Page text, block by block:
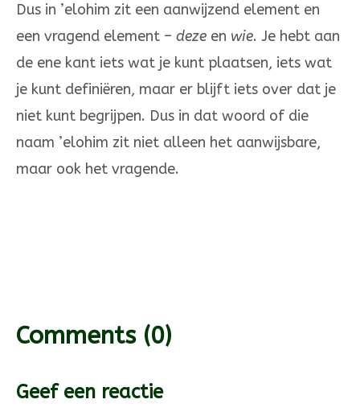
Dus in ’elohim zit een aan­wijzend element en
een vragend element – deze en wie. Je hebt aan
de ene kant iets wat je kunt plaatsen, iets wat
je kunt definiëren, maar er blijft iets over dat je
niet kunt begrijpen. Dus in dat woord of die
naam ’elo­him zit niet alleen het aanwijsbare,
maar ook het vragende.
Comments (0)
Geef een reactie